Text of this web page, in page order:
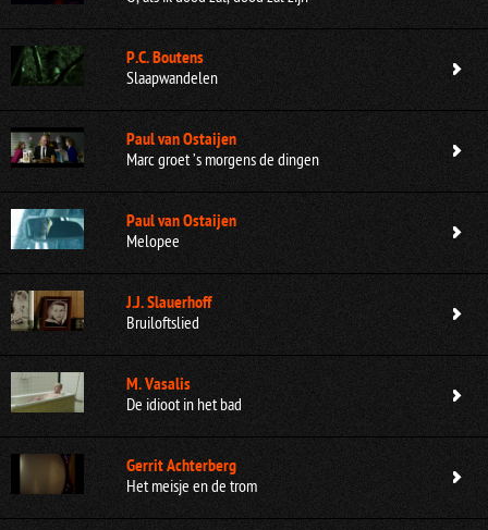
P.C. Boutens
Slaapwandelen
Paul van Ostaijen
Marc groet ’s morgens de dingen
Paul van Ostaijen
Melopee
J.J. Slauerhoff
Bruiloftslied
M. Vasalis
De idioot in het bad
Gerrit Achterberg
Het meisje en de trom